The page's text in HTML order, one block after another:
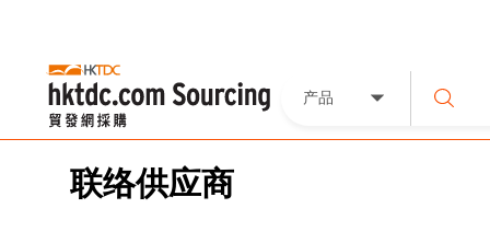
产品
联络供应商